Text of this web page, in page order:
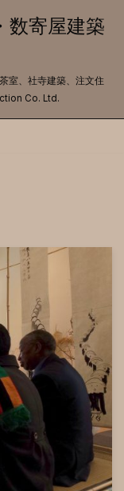
寄屋建築
室、社寺建築、注文住
Co. Ltd.